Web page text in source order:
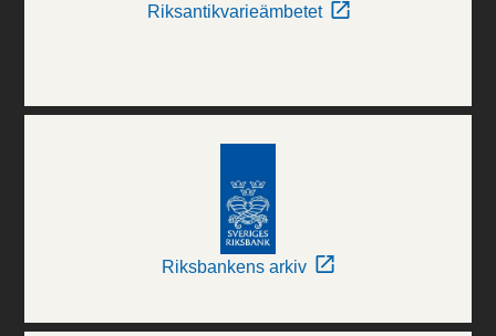
Riksantikvarieämbetet
Riksbankens arkiv